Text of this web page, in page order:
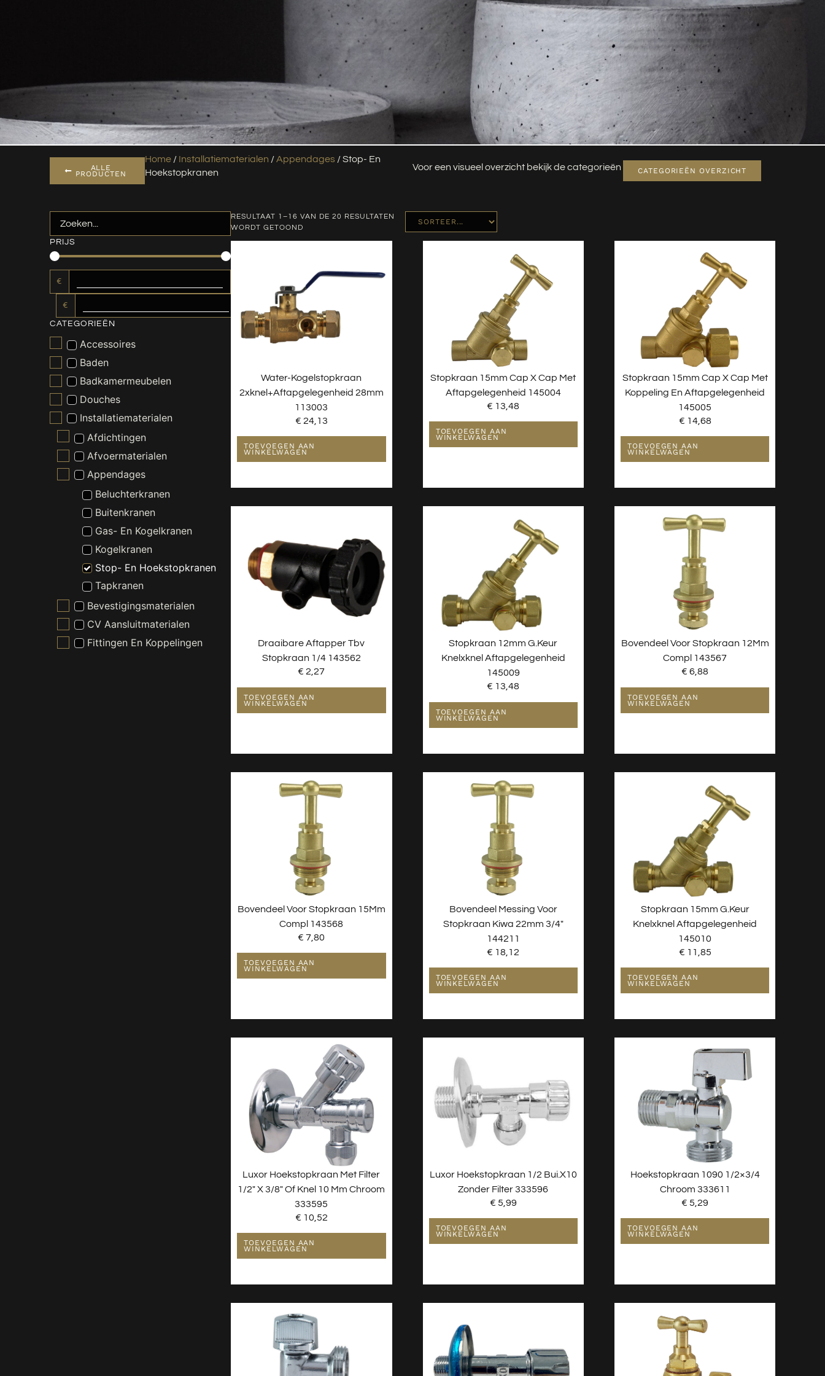
ALLE
PRODUCTEN
Home / Installatiematerialen /Appendages / Stop- En
Hoekstopkranen
Voor een visueel overzicht bekijk de categorieën CATEGORIEËN OVERZICHT
PRIJS
€
€
CATEGORIEËN
Accessoires
Baden
Badkamermeubelen
Douches
Installatiematerialen
Afdichtingen
Afvoermaterialen
Appendages
Beluchterkranen
Buitenkranen
Gas- En Kogelkranen
Kogelkranen
Stop- En Hoekstopkranen
Tapkranen
Bevestigingsmaterialen
CV Aansluitmaterialen
Fittingen En Koppelingen
RESULTAAT 1–16 VAN DE 20 RESULTATEN
WORDT GETOOND
Water-Kogelstopkraan
2xknel+aftapgelegenheid 28mm
113003
€ 24,13
TOEVOEGEN AAN
WINKELWAGEN
Stopkraan 15mm Cap X Cap Met
Aftapgelegenheid 145004
€ 13,48
TOEVOEGEN AAN
WINKELWAGEN
Stopkraan 15mm Cap X Cap Met
Koppeling En Aftapgelegenheid
145005
€ 14,68
TOEVOEGEN AAN
WINKELWAGEN
Draaibare Aftapper Tbv
Stopkraan 1/4 143562
€ 2,27
TOEVOEGEN AAN
WINKELWAGEN
Stopkraan 12mm G.keur
Knelxknel Aftapgelegenheid
145009
€ 13,48
TOEVOEGEN AAN
WINKELWAGEN
Bovendeel Voor Stopkraan 12Mm
Compl 143567
€ 6,88
TOEVOEGEN AAN
WINKELWAGEN
Bovendeel Voor Stopkraan 15Mm
Compl 143568
€ 7,80
TOEVOEGEN AAN
WINKELWAGEN
Bovendeel Messing Voor
Stopkraan Kiwa 22mm 3/4″
144211
€ 18,12
TOEVOEGEN AAN
WINKELWAGEN
Stopkraan 15mm G.keur
Knelxknel Aftapgelegenheid
145010
€ 11,85
TOEVOEGEN AAN
WINKELWAGEN
Luxor Hoekstopkraan Met Filter
1/2″ X 3/8″ Of Knel 10 Mm Chroom
333595
€ 10,52
TOEVOEGEN AAN
WINKELWAGEN
Luxor Hoekstopkraan 1/2 Bui.x10
Zonder Filter 333596
€ 5,99
TOEVOEGEN AAN
WINKELWAGEN
Hoekstopkraan 1090 1/2×3/4
Chroom 333611
€ 5,29
TOEVOEGEN AAN
WINKELWAGEN